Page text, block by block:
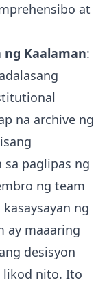
at
Kaalaman:
na archive ng
sa paglipas ng
ng team
ng
ay maaaring
desisyon
likod nito. Ito